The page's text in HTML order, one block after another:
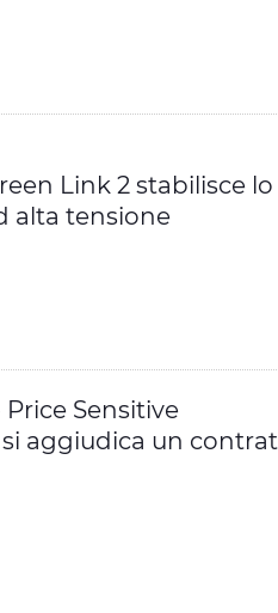
Link 2 stabilisce
alta tensione
Price Sensitive
aggiudica un